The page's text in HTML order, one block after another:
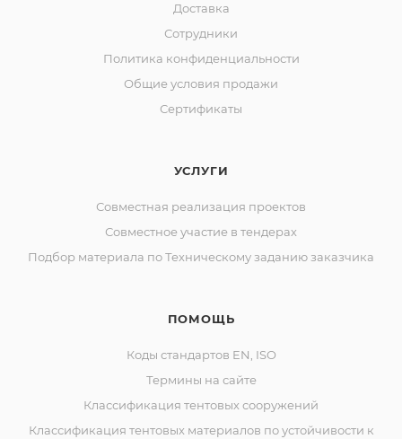
Доставка
Сотрудники
Политика конфиденциальности
Общие условия продажи
Сертификаты
УСЛУГИ
Совместная реализация проектов
Совместное участие в тендерах
Подбор материала по Техническому заданию заказчика
ПОМОЩЬ
Коды стандартов EN, ISO
Термины на сайте
Классификация тентовых сооружений
Классификация тентовых материалов по устойчивости к